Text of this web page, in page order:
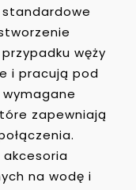
węży
i pracują pod
zapewniają
na wodę i